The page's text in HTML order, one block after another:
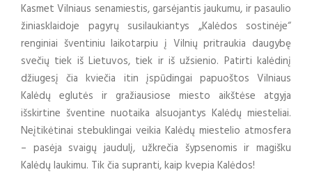
Kasmet Vilniaus senamiestis, garsėjantis jaukumu, ir pasaulio
žiniasklaidoje pagyrų susilaukiantys „Kalėdos sostinėje“
renginiai šventiniu laikotarpiu į Vilnių pritraukia daugybę
svečių tiek iš Lietuvos, tiek ir iš užsienio. Patirti kalėdinį
džiugesį čia kviečia itin įspūdingai papuoštos Vilniaus
Kalėdų eglutės ir gražiausiose miesto aikštėse atgyja
išskirtine šventine nuotaika alsuojantys Kalėdų miesteliai.
Neįtikėtinai stebuklingai veikia Kalėdų miestelio atmosfera
– pasėja svaigų jaudulį, užkrečia šypsenomis ir magišku
Kalėdų laukimu. Tik čia supranti, kaip kvepia Kalėdos!